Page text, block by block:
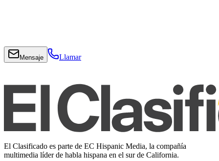
Mensaje Llamar
El Clasificado es parte de EC Hispanic Media, la compañía
multimedia líder de habla hispana en el sur de California.